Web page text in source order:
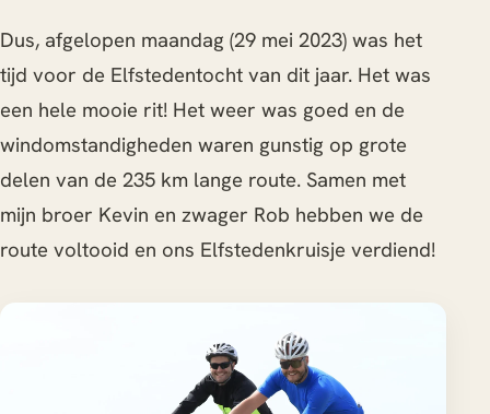
Dus, afgelopen maandag (29 mei 2023) was het
tijd voor de Elfstedentocht van dit jaar. Het was
een hele mooie rit! Het weer was goed en de
windomstandigheden waren gunstig op grote
delen van de 235 km lange route. Samen met
mijn broer Kevin en zwager Rob hebben we de
route voltooid en ons Elfstedenkruisje verdiend!